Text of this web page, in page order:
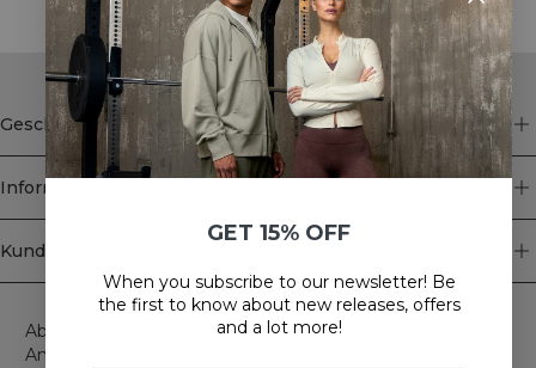
Geschäft
Information
Kundendienst
Newsletter
Abonnieren Sie unseren Newsletter! Erhalten Sie exklusive
Angebote, unsere neuesten Nachrichten und vieles mehr.
GET 15% OFF
When you subscribe to our newsletter! Be
the first to know about new releases, offers
and a lot more!